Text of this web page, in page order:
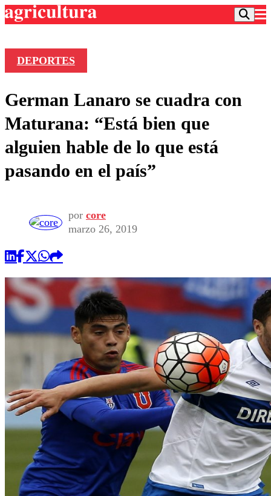
Frecuencias
Agricultura TV
Deportes
Colo Colo
Motor
Torneo Internacional
Torneo Nacional
Entretención
Noticias
Internacional
Nacional
Vida Social
Programas
Comercial
DEPORTES
German Lanaro se cuadra con
Maturana: “Está bien que
alguien hable de lo que está
pasando en el país”
por core
marzo 26, 2019